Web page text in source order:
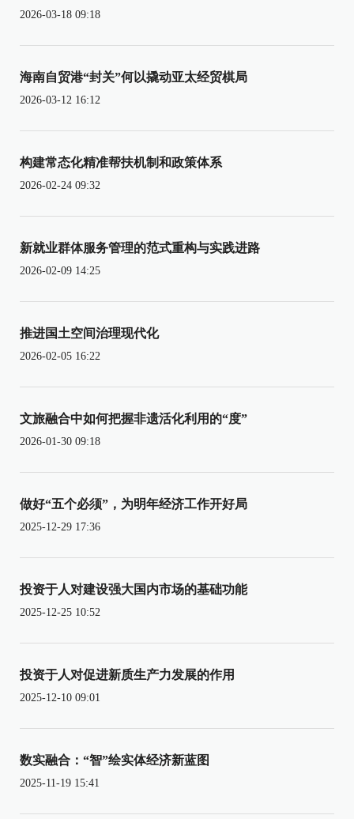
2026-03-18 09:18
海南自贸港“封关”何以撬动亚太经贸棋局
2026-03-12 16:12
构建常态化精准帮扶机制和政策体系
2026-02-24 09:32
新就业群体服务管理的范式重构与实践进路
2026-02-09 14:25
推进国土空间治理现代化
2026-02-05 16:22
文旅融合中如何把握非遗活化利用的“度”
2026-01-30 09:18
做好“五个必须”，为明年经济工作开好局
2025-12-29 17:36
投资于人对建设强大国内市场的基础功能
2025-12-25 10:52
投资于人对促进新质生产力发展的作用
2025-12-10 09:01
数实融合：“智”绘实体经济新蓝图
2025-11-19 15:41